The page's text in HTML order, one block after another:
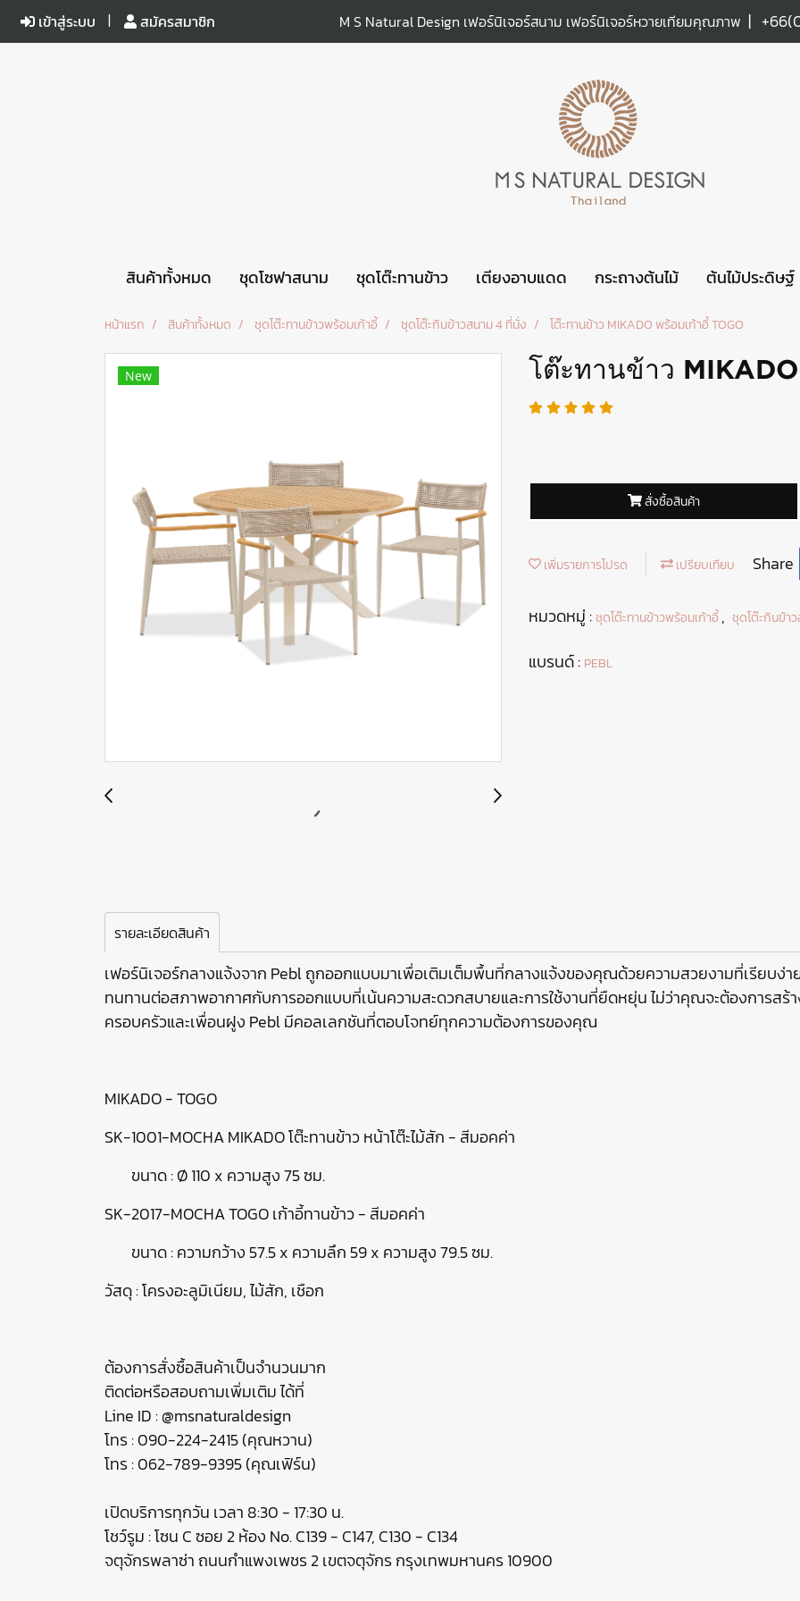
เข้าสู่ระบบ สมัครสมาชิก M S Natural Design เฟอร์นิเจอร์สนาม เฟอร์นิเจอร์หวายเทียมคุณภาพ |
สินค้าทั้งหมด ชุดโซฟาสนาม ชุดโต๊ะทานข้าว เตียงอาบแดด กระถางต้นไม้ ต้นไม้ประดิษฐ์
หน้าแรก สินค้าทั้งหมด ชุดโต๊ะทานข้าวพร้อมเก้าอี้ ชุดโต๊ะกินข้าวสนาม 4 ที่นั่ง โต๊ะทานข้าว MIKADO พร้อมเก้าอี้ TOGO
New โต๊ะทานข้าว
สั่งซื้อสินค้า
เพิ่มรายการโปรด เปรียบเทียบ Share
หมวดหมู่ :ชุดโต๊ะทานข้าวพร้อมเก้าอี้, ชุดโต๊ะกินข้า
แบรนด์ : PEBL
รายละเอียดสินค้า
เฟอร์นิเจอร์กลางแจ้งจาก Pebl ถูกออกแบบมาเพื่อเติมเต็มพื้นที่กลางแจ้งของคุณด้วยความสวยงามที่เรีย
ทนทานต่อสภาพอากาศกับการออกแบบที่เน้นความสะดวกสบายและการใช้งานที่ยืดหยุ่น ไม่ว่าคุณจะต้องการ
ครอบครัวและเพื่อนฝูง Pebl มีคอลเลกชันที่ตอบโจทย์ทุกความต้องการของคุณ
MIKADO - TOGO
SK-1001-MOCHA MIKADO โต๊ะทานข้าว หน้าโต๊ะไม้สัก - สีมอคค่า
ขนาด : Ø 110 x ความสูง 75 ซม.
SK-2017-MOCHA TOGO เก้าอี้ทานข้าว - สีมอคค่า
ขนาด : ความกว้าง 57.5 x ความลึก 59 x ความสูง 79.5 ซม.
วัสดุ : โครงอะลูมิเนียม, ไม้สัก, เชือก
ต้องการสั่งซื้อสินค้าเป็นจำนวนมาก
ติดต่อหรือสอบถามเพิ่มเติม ได้ที่
Line ID : @msnaturaldesign
โทร : 090-224-2415 (คุณหวาน)
โทร : 062-789-9395 (คุณเฟิร์น)
เปิดบริการทุกวัน เวลา 8:30 - 17:30 น.
โชว์รูม : โซน C ซอย 2 ห้อง No. C139 - C147, C130 - C134
จตุจักรพลาซ่า ถนนกำแพงเพชร 2 เขตจตุจักร กรุงเทพมหานคร 10900